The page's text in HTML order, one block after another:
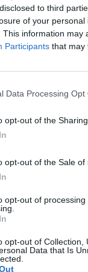
to third
of your personal
This information may
Participants that may
Data Processing Opt
opt-out of the
opt-out of the Sale of
opt-out of
opt-out of Collection,
Data that Is